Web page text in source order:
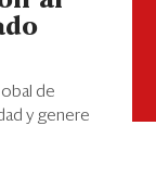
de
y genere